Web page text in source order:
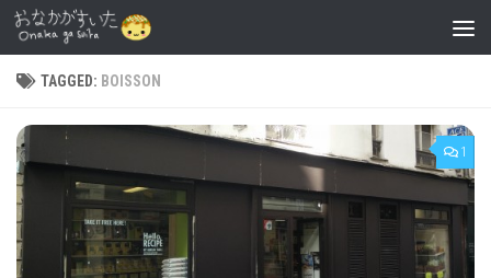
Skip to content
TAGGED: BOISSON
1